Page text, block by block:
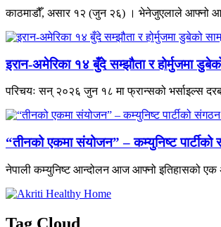
काठमाडौँ, असार १२ (जुन २६) । भेनेजुएलाले आफ्नो
इरान-अमेरिका १४ बुँदे सम्झौता र होर्मुजमा
परिचयः सन् २०२६ जुन १८ मा फ्रान्सको भर्साइल्स
“तीनको एकमा संयोजन” – कम्युनिष्ट
नेपाली कम्युनिष्ट आन्दोलन आज आफ्नो इतिहासको एक
Tag Cloud